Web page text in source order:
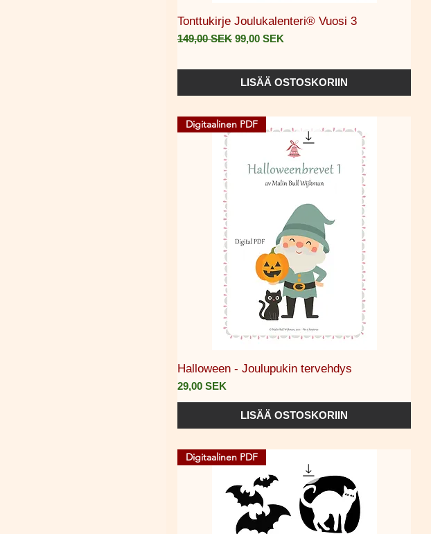
Pikakatselu
Tonttukirje Joulukalenteri® Vuosi 3
Normaali hinta
149,00 SEK Alehinta
99,00 SEK
LISÄÄ OSTOSKORIIN
Pikakatselu
Digitaalinen PDF
Halloween - Joulupukin tervehdys
Hinta
29,00 SEK
LISÄÄ OSTOSKORIIN
Digitaalinen PDF